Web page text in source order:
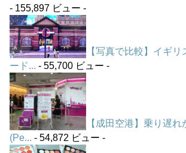
- 155,897 ビュー -
【写真で比較】イギ
ード... - 55,700 ビュー -
【成田空港】乗り遅
(Pe... - 54,872 ビュー -